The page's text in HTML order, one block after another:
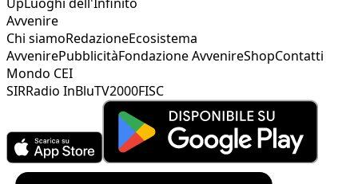
Avvenire
Chi siamoRedazioneEcosistema
AvvenirePubblicitàFondazione AvvenireShopContatti
Mondo CEI
SIRRadio InBluTV2000FISC